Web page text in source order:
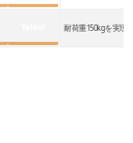
耐荷重150kgを実現